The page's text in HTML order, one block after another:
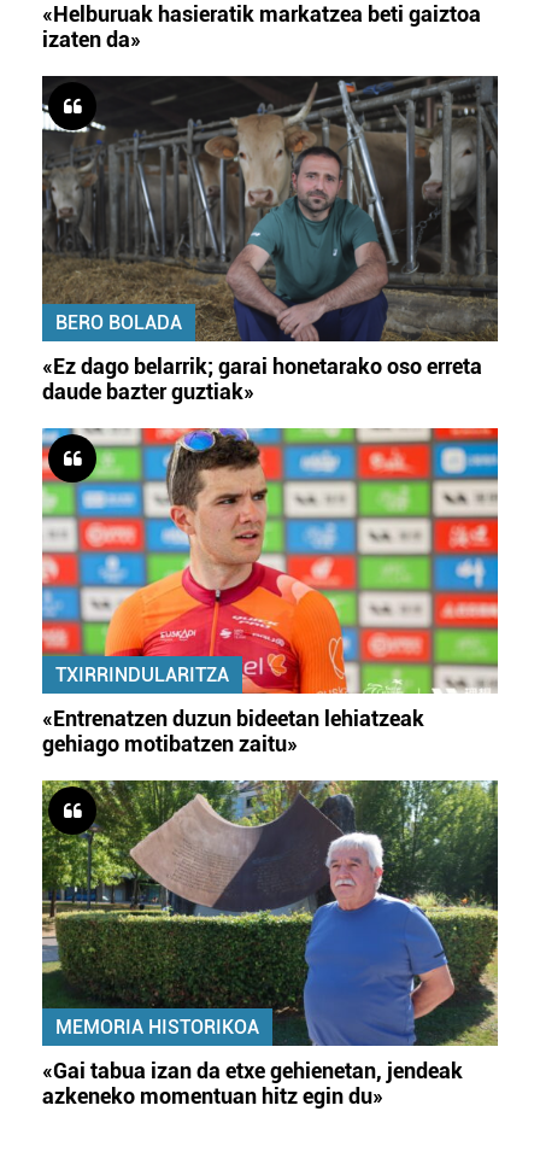
«Helburuak hasieratik markatzea beti gaiztoa
izaten da»
BERO BOLADA
«Ez dago belarrik; garai honetarako oso erreta
daude bazter guztiak»
TXIRRINDULARITZA
«Entrenatzen duzun bideetan lehiatzeak
gehiago motibatzen zaitu»
MEMORIA HISTORIKOA
«Gai tabua izan da etxe gehienetan, jendeak
azkeneko momentuan hitz egin du»